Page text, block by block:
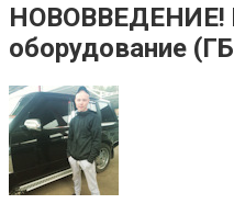
НОВОВВЕДЕНИЕ!
оборудование